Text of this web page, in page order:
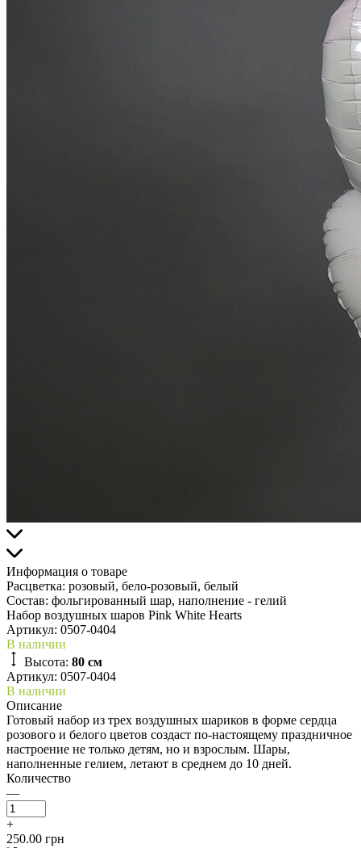
Информация о товаре
Расцветка: розовый, бело-розовый, белый
Состав: фольгированный шар, наполнение - гелий
Набор воздушных шаров Pink White Hearts
Артикул: 0507-0404
В наличии
Высота: 80 см
Артикул: 0507-0404
В наличии
Описание
Готовый набор из трех воздушных шариков в форме сердца
розового и белого цветов создаст по-настоящему праздничное
настроение не только детям, но и взрослым. Шары,
наполненные гелием, летают в среднем до 10 дней.
Количество
—
+
250.00 грн